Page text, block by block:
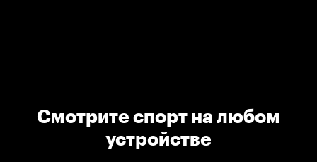
Смотрите спорт на любом
устройстве